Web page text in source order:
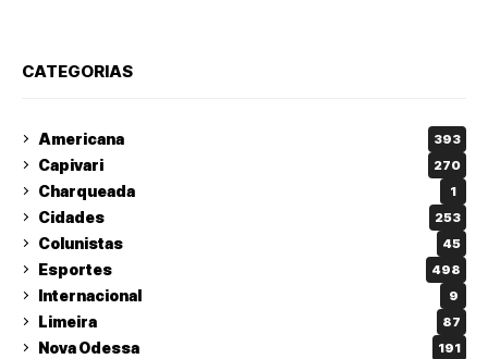
CATEGORIAS
Americana 393
Capivari 270
Charqueada 1
Cidades 253
Colunistas 45
Esportes 498
Internacional 9
Limeira 87
Nova Odessa 191